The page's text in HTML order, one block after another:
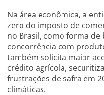
Na área econômica, a
zero do imposto de
no Brasil, como forma
concorrência com
também solicita maior
crédito agrícola,
frustrações de safra em
climáticas.